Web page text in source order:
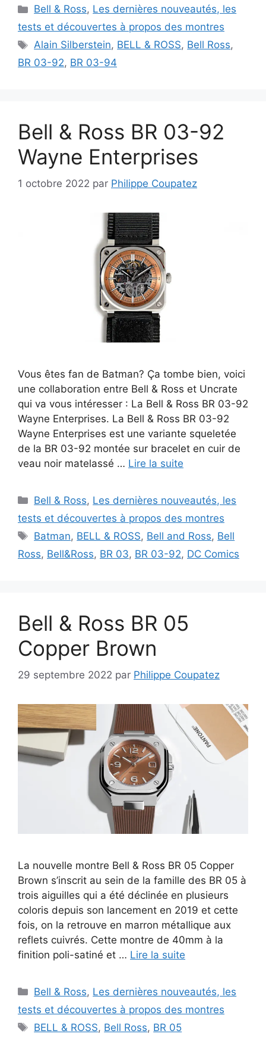
Catégories
Bell & Ross, Les dernières nouveautés, les
tests et découvertes à propos des montres
Étiquettes
Alain Silberstein, BELL & ROSS, Bell Ross,
BR 03-92, BR 03-94
Bell & Ross BR 03-92
Wayne Enterprises
1 octobre 2022 par Philippe Coupatez
Vous êtes fan de Batman? Ça tombe bien, voici
une collaboration entre Bell & Ross et Uncrate
qui va vous intéresser : La Bell & Ross BR 03-92
Wayne Enterprises. La Bell & Ross BR 03-92
Wayne Enterprises est une variante squeletée
de la BR 03-92 montée sur bracelet en cuir de
veau noir matelassé … Lire la suite
Catégories
Bell & Ross, Les dernières nouveautés, les
tests et découvertes à propos des montres
Étiquettes
Batman, BELL & ROSS, Bell and Ross, Bell
Ross, Bell&Ross, BR 03, BR 03-92, DC Comics
Bell & Ross BR 05
Copper Brown
29 septembre 2022 par Philippe Coupatez
La nouvelle montre Bell & Ross BR 05 Copper
Brown s’inscrit au sein de la famille des BR 05 à
trois aiguilles qui a été déclinée en plusieurs
coloris depuis son lancement en 2019 et cette
fois, on la retrouve en marron métallique aux
reflets cuivrés. Cette montre de 40mm à la
finition poli-satiné et … Lire la suite
Catégories
Bell & Ross, Les dernières nouveautés, les
tests et découvertes à propos des montres
Étiquettes
BELL & ROSS, Bell Ross, BR 05